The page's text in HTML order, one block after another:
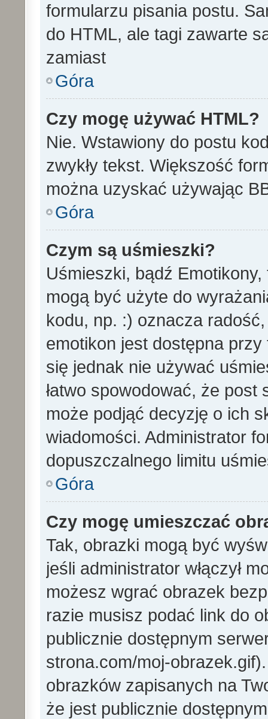
formularzu pisania postu.
do HTML, ale tagi zawarte
zamiast
Góra
Czy mogę używać HTML?
Nie. Wstawiony do postu
zwykły tekst. Większość
można uzyskać używając
Góra
Czym są uśmieszki?
Uśmieszki, bądź
mogą być użyte do
kodu, np. :) oznacza
emotikon jest dostępna
się jednak nie używać
łatwo spowodować, że
może podjąć decyzję o ich
wiadomości. Administrator
dopuszczalnego limitu
Góra
Czy mogę umieszczać
Tak, obrazki mogą być
jeśli administrator włączył
możesz wgrać obrazek
razie musisz podać link do
publicznie dostępnym
strona.com/moj-
obrazków zapisanych na
że jest publicznie